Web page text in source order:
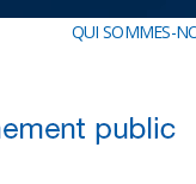
QUI SOMMES-